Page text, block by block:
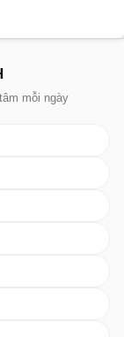
mỗi ngày